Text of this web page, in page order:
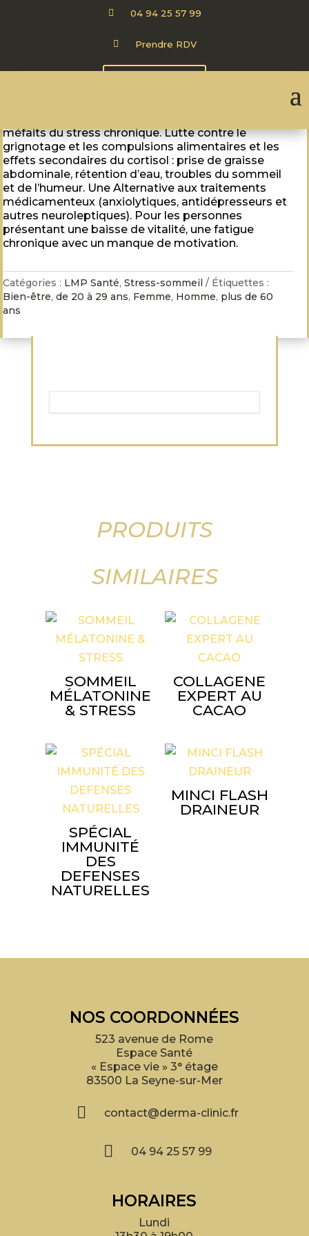
 04 94 25 57 99
 Prendre RDV
RHODIO MAG STRESS (cortisol)
méfaits du stress chronique. Lutte contre le
grignotage et les compulsions alimentaires et les
effets secondaires du cortisol : prise de graisse
abdominale, rétention d’eau, troubles du sommeil
et de l’humeur. Une Alternative aux traitements
médicamenteux (anxiolytiques, antidépresseurs et
autres neuroleptiques). Pour les personnes
présentant une baisse de vitalité, une fatigue
chronique avec un manque de motivation.
Catégories : LMP Santé, Stress-sommeil
Étiquettes :
Bien-être, de 20 à 29 ans, Femme, Homme, plus de 60
ans
PRODUITS
SIMILAIRES
SOMMEIL
MÉLATONINE
& STRESS
COLLAGENE
EXPERT AU
CACAO
SPÉCIAL
IMMUNITÉ
DES
DEFENSES
NATURELLES
MINCI FLASH
DRAINEUR
NOS COORDONNÉES
523 avenue de Rome
Espace Santé
« Espace vie » 3° étage
83500 La Seyne-sur-Mer
 contact@derma-clinic.fr
 04 94 25 57 99
HORAIRES
Lundi